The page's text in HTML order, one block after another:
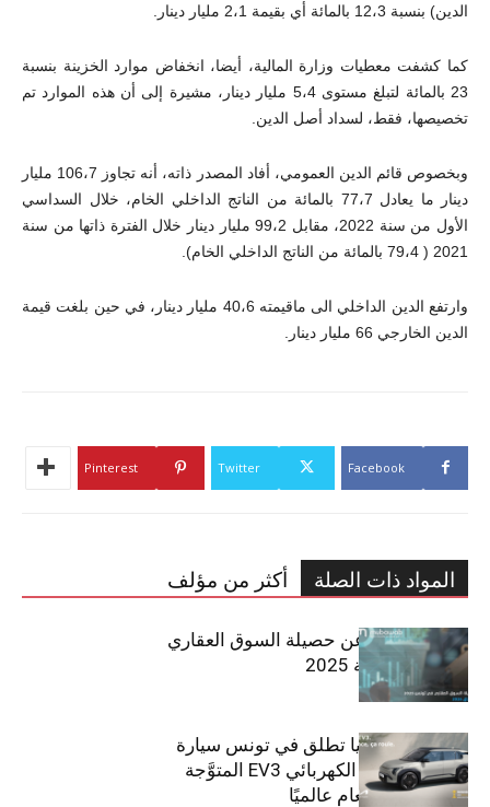
الدين) بنسبة 12،3 بالمائة أي بقيمة 2،1 مليار دينار.
كما كشفت معطيات وزارة المالية، أيضا، انخفاض موارد الخزينة بنسبة
23 بالمائة لتبلغ مستوى 5،4 مليار دينار، مشيرة إلى أن هذه الموارد تم
تخصيصها، فقط، لسداد أصل الدين.
وبخصوص قائم الدين العمومي، أفاد المصدر ذاته، أنه تجاوز 106،7 مليار
دينار ما يعادل 77،7 بالمائة من الناتج الداخلي الخام، خلال السداسي
الأول من سنة 2022، مقابل 99،2 مليار دينار خلال الفترة ذاتها من سنة
2021 ( 79،4 بالمائة من الناتج الداخلي الخام).
وارتفع الدين الداخلي الى ماقيمته 40،6 مليار دينار، في حين بلغت قيمة
الدين الخارجي 66 مليار دينار.
Facebook
Twitter
Pinterest
المواد ذات الصلة أكثر من مؤلف
مبوب تكشف عن حصيلة السوق العقاري
في تونس لسنة 2025
سيتي كارز – كيا تطلق في تونس سيارة
الـدفع الرباعي الكهربائي EV3 المتوَّجة
بلقب سيارة العام عالميًا